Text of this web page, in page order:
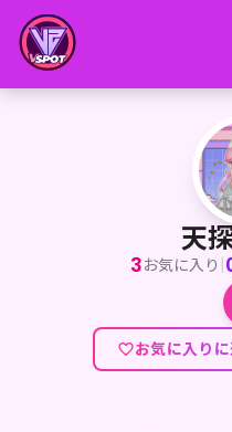
天探 惹呼
<p>こんにゃこ！IRIAMで
天
3お気に入り |
お気に入り